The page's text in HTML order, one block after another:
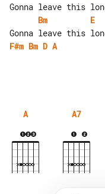
Bm
E
F#m Bm D A
A A7